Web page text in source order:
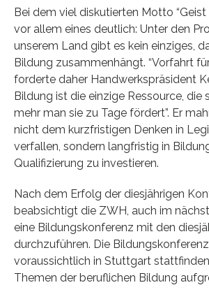
Bei dem viel diskutierten Motto “Geist
vor allem eines deutlich: Unter den
unserem Land gibt es kein einziges,
Bildung zusammenhängt. “Vorfahrt für
forderte daher Handwerkspräsident
Bildung ist die einzige Ressource, die
mehr man sie zu Tage fördert”. Er
nicht dem kurzfristigen Denken in
verfallen, sondern langfristig in
Qualifizierung zu investieren.
Nach dem Erfolg der diesjährigen
beabsichtigt die ZWH, auch im
eine Bildungskonferenz mit den
durchzuführen. Die
voraussichtlich in Stuttgart
Themen der beruflichen Bildung